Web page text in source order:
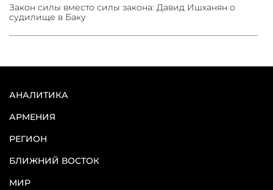
Закон силы вместо силы закона: Давид Ишханян о
судилище в Баку
АНАЛИТИКА
АРМЕНИЯ
РЕГИОН
БЛИЖНИЙ ВОСТОК
МИР